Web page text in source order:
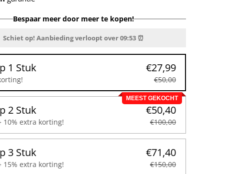
Bespaar meer door meer te kopen!
Schiet op! Aanbieding verloopt over09:52 ⏰
1 Stuk €27,99
€50,00
MEEST GEKOCHT
2 Stuk
10% extra korting!
€50,40
€100,00
3 Stuk
15% extra korting!
€71,40
€150,00